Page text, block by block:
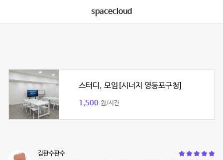
spacecloud
스터디, 모임[시너지 영등포구청]
1,500 원/시간
김판수판수